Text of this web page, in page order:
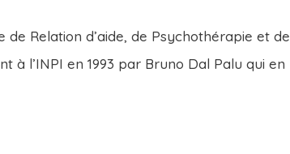
Relation d’aide, de Psychothérapie et de
à l’INPI en 1993 par Bruno Dal Palu qui en